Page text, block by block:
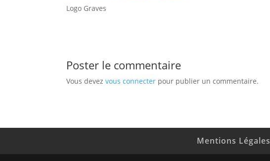
Logo Graves
Poster le commentaire
Vous devezvous connecter pour publier un commentaire.
Mentions Légales